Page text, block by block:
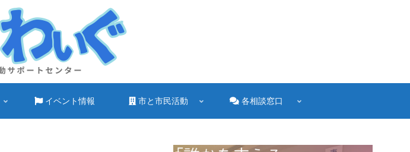
イベント情報 市と市民活動 各相談窓口